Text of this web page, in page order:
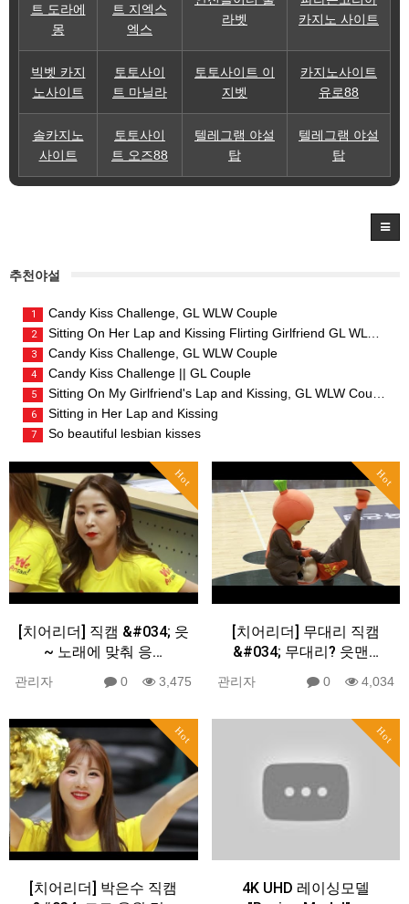
트 도라에
몽
트 지엑스
엑스
라벳
카지노 사이트
빅벳 카지
노사이트
토토사이
트 마닐라
토토사이트 이
지벳
카지노사이트
유로88
솔카지노
사이트
토토사이
트 오즈88
텔레그램 야설
탑
텔레그램 야설
탑
추천야설
1 Candy Kiss Challenge, GL WLW Couple
2 Sitting On Her Lap and Kissing Flirting Girlfriend GL WLW Couple
3 Candy Kiss Challenge, GL WLW Couple
4 Candy Kiss Challenge || GL Couple
5 Sitting On My Girlfriend's Lap and Kissing, GL WLW Couple
6 Sitting in Her Lap and Kissing
7 So beautiful lesbian kisses
Hot
[치어리더] 직캠 &#034; 읏
~ 노래에 맞춰 응…
관리자 0 3,475
Hot
[치어리더] 무대리 직캠
&#034; 무대리? 읏맨…
관리자 0 4,034
Hot
[치어리더] 박은수 직캠
Hot
4K UHD 레이싱모델